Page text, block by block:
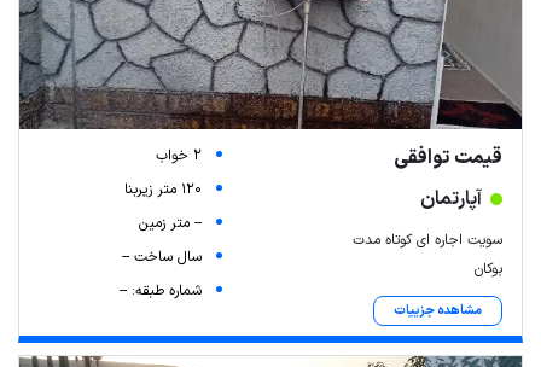
قیمت توافقی
آپارتمان
سویت اجاره ای کوتاه مدت
بوکان
مشاهده جزییات
2 خواب
120 متر زیربنا
-- متر زمین
سال ساخت --
شماره طبقه: --